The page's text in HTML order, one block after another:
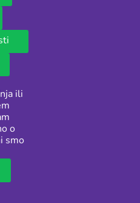
ili
o
smo